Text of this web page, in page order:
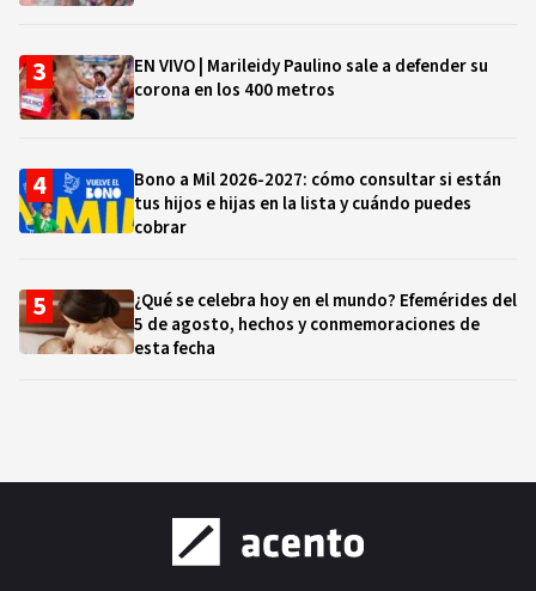
EN VIVO | Marileidy Paulino sale a defender su
corona en los 400 metros
Bono a Mil 2026-2027: cómo consultar si están
tus hijos e hijas en la lista y cuándo puedes
cobrar
¿Qué se celebra hoy en el mundo? Efemérides del
5 de agosto, hechos y conmemoraciones de
esta fecha